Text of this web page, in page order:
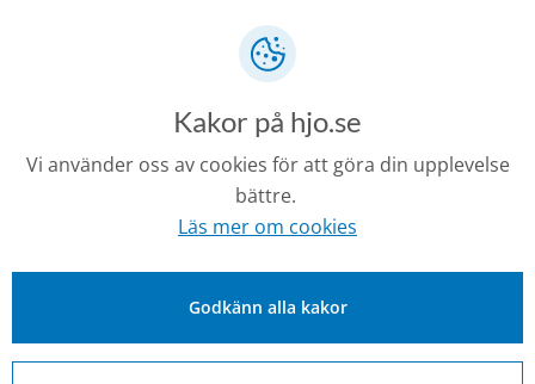
under våra torgdagar.Kakor på hjo.se
Vi använder oss av cookies för att göra din upplevelse
bättre.
Läs mer om cookies
Godkänn alla kakor